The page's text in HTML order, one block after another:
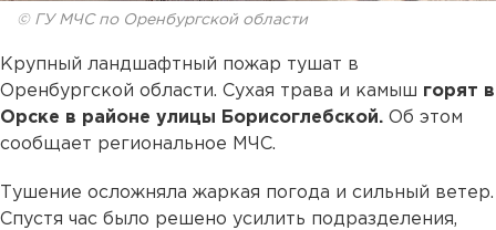
© ГУ МЧС по Оренбургской области
Крупный ландшафтный пожар тушат в
Оренбургской области. Сухая трава и камыш горят в
Орске в районе улицы Борисоглебской. Об этом
сообщает региональное МЧС.
Тушение осложняла жаркая погода и сильный ветер.
Спустя час было решено усилить подразделения,